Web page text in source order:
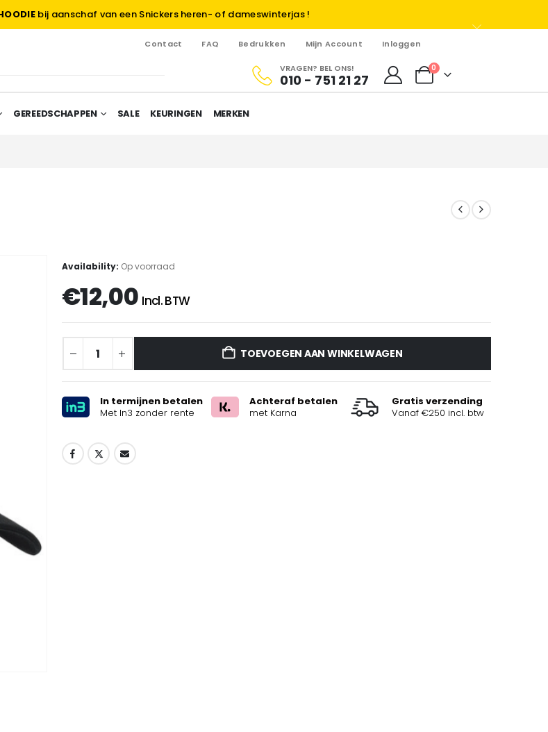
bij aanschaf van een Snickers heren- of dameswinterjas !
Contact FAQ Bedrukken Mijn Account Inloggen
VRAGEN? BEL ONS!
010 - 751 21 27
0
GEREEDSCHAPPEN SALE KEURINGEN MERKEN
Availability: Op voorraad
€12,00 Incl. BTW
TOEVOEGEN AAN WINKELWAGEN
In termijnen betalen
Met In3 zonder rente
Achteraf betalen
met Karna
Gratis verzending
Vanaf €250 incl. btw